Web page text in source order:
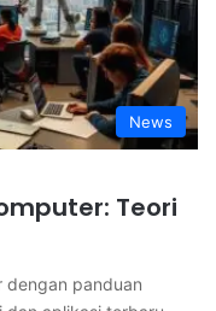
News
Teori
dengan panduan